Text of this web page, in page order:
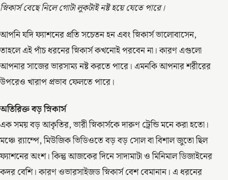
স্নিকার্স বেছে নিলে গোটা লুকটাই নষ্ট হয়ে যেতে পারে।
আপনি যদি ফ্যাশনের প্রতি সচেতন হন এবং স্নিকার্স ভালোবাসেন,
তাহলে এই পাঁচ ধরনের স্নিকার্স কখনোই পরবেন না। কারণ এগুলো
আপনার সাজের ভারসাম্য নষ্ট করতে পারে। এমনকি আপনার শরীরের
উপরেও খারাপ প্রভাব ফেলতে পারে।
অতিরিক্ত বড় স্নিকার্স
এক সময় বড় আকৃতির, ভারী স্নিকার্সকে দারুণ ট্রেন্ডি মনে করা হতো।
মঞ্চে র‍্যাম্পে, মিউজিক ভিডিওতে বড় বড় সোল বা বিশাল জুতো ছিল
ফ্যাশনের অংশ। কিন্তু আজকের দিনে সাদামাটা ও মিনিমাল ডিজাইনের
কদর বেশি। কারণ ওভারসাইজড স্নিকার্স বেশ বেমানান। এ ধরনের